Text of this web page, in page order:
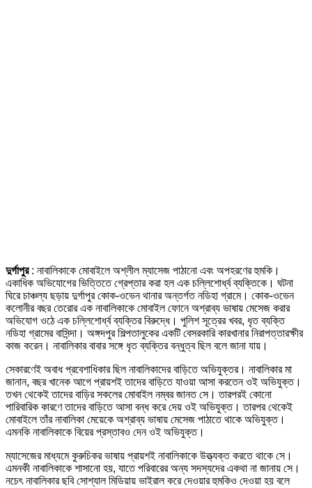
দুর্গাপুর: নাবালিকাকে মোবাইলে অশ্লীল ম্যাসেজ পাঠানো এবং অপহরণের হুমকি।
একাধিক অভিযোগের ভিত্তিতে গ্রেপ্তার করা হল এক চল্লিশোর্ধ্ব ব্যক্তিকে। ঘটনা
ঘিরে চাঞ্চল্য ছড়ায় দুর্গাপুর কোক-ওভেন থানার অন্তর্গত নডিহা গ্রামে। কোক-ওভেন
কলোনীর বছর তেরোর এক নাবালিকাকে মোবাইল ফোনে অশ্রাব্য ভাষায় মেসেজ করার
অভিযোগ ওঠে এক চল্লিশোর্ধ্ব ব্যক্তির বিরুদ্ধে। পুলিশ সূত্রের খবর, ধৃত ব্যক্তি
নডিহা গ্রামের বাসিন্দা। অঙ্গদপুর শিল্পতালুকের একটি বেসরকারি কারখানার নিরাপত্তারক্ষীর
কাজ করেন। নাবালিকার বাবার সঙ্গে ধৃত ব্যক্তির বন্ধুত্ব ছিল বলে জানা যায়।
সেকারণেই অবাধ প্রবেশাধিকার ছিল নাবালিকাদের বাড়িতে অভিযুক্তর। নাবালিকার মা
জানান, বছর খানেক আগে প্রায়শই তাদের বাড়িতে যাওয়া আসা করতেন ওই অভিযুক্ত।
তখন থেকেই তাদের বাড়ির সকলের মোবাইল নম্বর জানত সে। তারপরই কোনো
পারিবারিক কারণে তাদের বাড়িতে আসা বন্ধ করে দেয় ওই অভিযুক্ত। তারপর থেকেই
মোবাইলে তাঁর নাবালিকা মেয়েকে অশ্রাব্য ভাষায় মেসেজ পাঠাতে থাকে অভিযুক্ত।
এমনকি নাবালিকাকে বিয়ের প্রস্তাবও দেন ওই অভিযুক্ত।
ম্যাসেজের মাধ্যমে কুরুচিকর ভাষায় প্রায়শই নাবালিকাকে উত্ত্যক্ত করতে থাকে সে।
এমনকী নাবালিকাকে শাসানো হয়, যাতে পরিবারের অন্য সদস্যদের একথা না জানায় সে।
নচেৎ নাবালিকার ছবি সোশ্যাল মিডিয়ায় ভাইরাল করে দেওয়ার হুমকিও দেওয়া হয় বলে